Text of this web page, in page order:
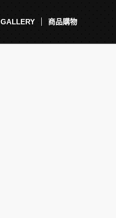
GALLERY 商品購物